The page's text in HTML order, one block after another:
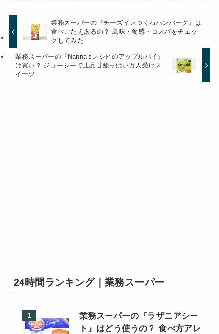
業務スーパーの『チーズインつくねハンバーグ』は
食べごたえあるの？ 風味・食感・コスパをチェッ
クしてみた
業務スーパーの『Nanna’sレシピのアップルパイ』
は買い？ ジューシーで上品甘酸っぱい万人受けス
イーツ
24時間ランキング｜業務スーパー
業務スーパーの『ラザニアシー
ト』はどう使うの？ 食べ方アレ